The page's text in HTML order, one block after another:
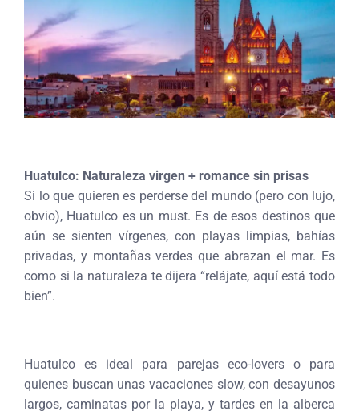
Huatulco: Naturaleza virgen + romance sin prisas
Si lo que quieren es perderse del mundo (pero con lujo,
obvio), Huatulco es un must. Es de esos destinos que
aún se sienten vírgenes, con playas limpias, bahías
privadas, y montañas verdes que abrazan el mar. Es
como si la naturaleza te dijera “relájate, aquí está todo
bien”.
Huatulco es ideal para parejas eco-lovers o para
quienes buscan unas vacaciones slow, con desayunos
largos, caminatas por la playa, y tardes en la alberca